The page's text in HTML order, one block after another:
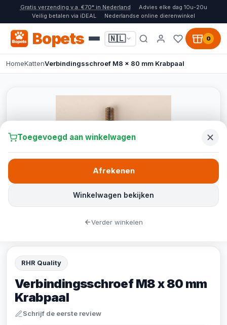
Gratis verzending v.a. €70* in Nederland
Advies elke dag 10u-20u
Veilig betalen via iDEAL
Nederlandse online dierenwinkel
Bopets 🇳🇱 0
HomeKattenVerbindingsschroef M8 x 80 mm Krabpaal
RHR Quality
Verbindingsschroef M8 x 80 mm
Krabpaal
Schrijf de eerste review
Toegevoegd aan winkelwagen
Winkelwagen bekijken
Afrekenen
Verder winkelen